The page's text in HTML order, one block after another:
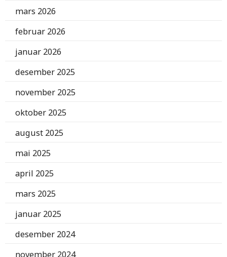
mars 2026
februar 2026
januar 2026
desember 2025
november 2025
oktober 2025
august 2025
mai 2025
april 2025
mars 2025
januar 2025
desember 2024
november 2024